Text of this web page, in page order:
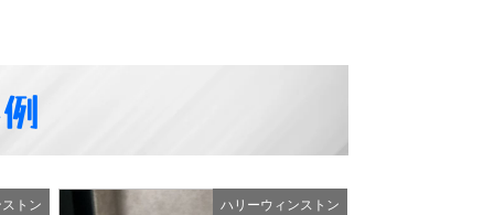
トン ハリーウィンストン